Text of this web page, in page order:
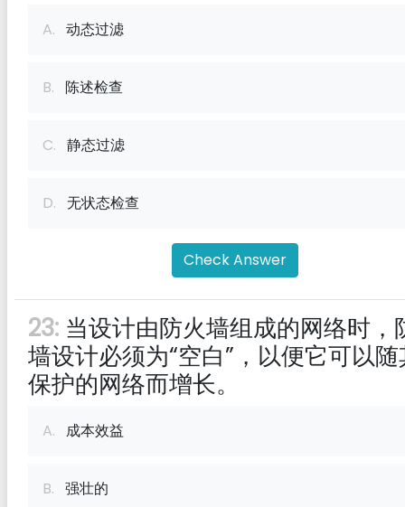
A. 动态过滤
B. 陈述检查
C. 静态过滤
D. 无状态检查
Check Answer
23: 当设计由防火墙组成的网络时，
墙设计必须为“空白”，以便它可以
保护的网络而增长。
A. 成本效益
B. 强壮的